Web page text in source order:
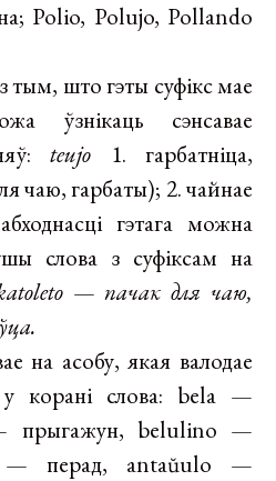
Polio, Polujo, Pollando
тым, што гэты суфікс мае
ўзнікаць сэнсавае
teujo 1. гарбатніца,
чаю, гарбаты); 2. чайнае
гэтага можна
слова з суфіксам на
—пачак для чаю,
на асобу, якая валодае
у корані слова: bela —
прыгажун, belulino —
— перад, antaŭulo —